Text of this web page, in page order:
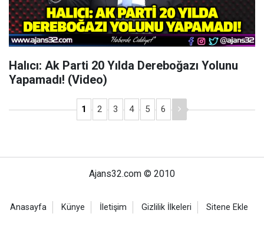
Halıcı: Ak Parti 20 Yılda Dereboğazı Yolunu
Yapamadı! (Video)
1 2 3 4 5 6
Ajans32.com © 2010
Anasayfa Künye İletişim Gizlilik İlkeleri Sitene Ekle